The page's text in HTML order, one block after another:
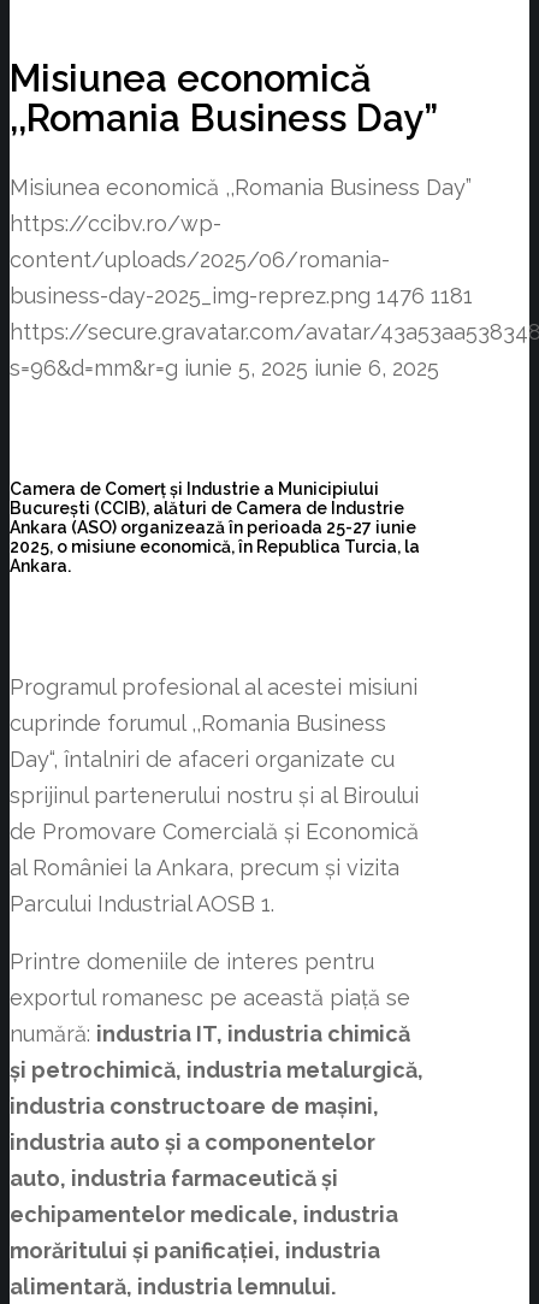
Misiunea economică
,,Romania Business Day”
Misiunea economică ,,Romania Business Day”
https://ccibv.ro/wp-
content/uploads/2025/06/romania-
business-day-2025_img-reprez.png 1476 1181
https://secure.gravatar.com/avatar/
s=96&d=mm&r=g iunie 5, 2025 iunie 6, 2025
Camera de Comerţ şi Industrie a Municipiului
Bucureşti (CCIB), alături de Camera de Industrie
Ankara (ASO) organizează în perioada 25-27 iunie
2025, o misiune economică, în Republica Turcia, la
Ankara.
Programul profesional al acestei misiuni
cuprinde forumul ,,Romania Business
Day“, întalniri de afaceri organizate cu
sprijinul partenerului nostru și al Biroului
de Promovare Comercială și Economică
al României la Ankara, precum şi vizita
Parcului Industrial AOSB 1.
Printre domeniile de interes pentru
exportul romanesc pe această piață se
numără: industria IT, industria chimică
și petrochimică, industria metalurgică,
industria constructoare de mașini,
industria auto și a componentelor
auto, industria farmaceutică și
echipamentelor medicale, industria
morăritului și panificației, industria
alimentară, industria lemnului.